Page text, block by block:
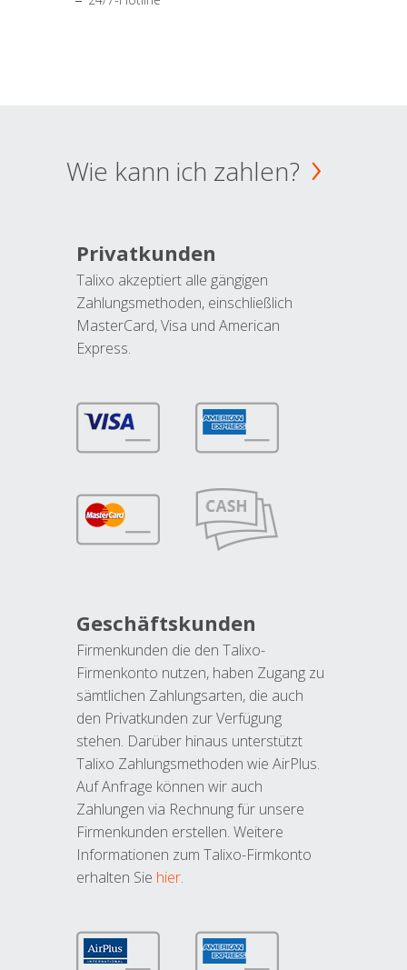
Wie kann ich zahlen?
Privatkunden
Talixo akzeptiert alle gängigen
Zahlungsmethoden, einschließlich
MasterCard, Visa und American
Express.
Geschäftskunden
Firmenkunden die den Talixo-
Firmenkonto nutzen, haben Zugang zu
sämtlichen Zahlungsarten, die auch
den Privatkunden zur Verfügung
stehen. Darüber hinaus unterstützt
Talixo Zahlungsmethoden wie AirPlus.
Auf Anfrage können wir auch
Zahlungen via Rechnung für unsere
Firmenkunden erstellen. Weitere
Informationen zum Talixo-Firmkonto
erhalten Sie hier.